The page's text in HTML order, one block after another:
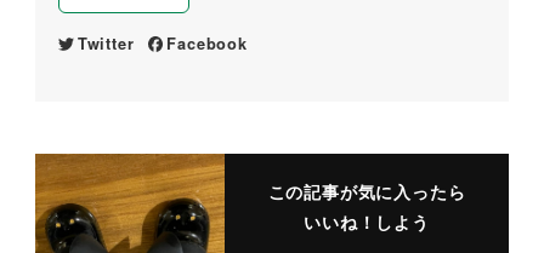
Twitter Facebook
この記事が気に入ったら
いいね！しよう